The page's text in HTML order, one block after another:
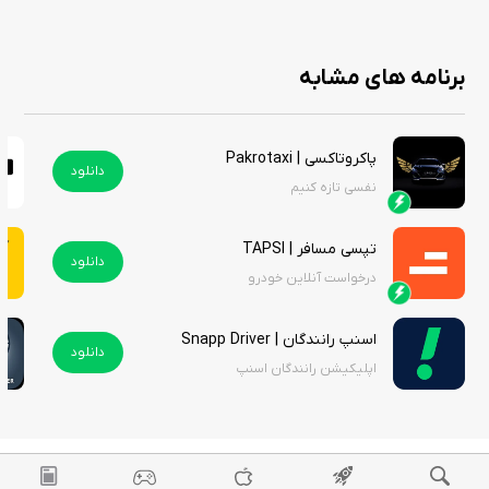
برنامه های مشابه
پاکروتاکسی | Pakrotaxi
نفسی تازه کنیم
دانلود
تپسی مسافر | TAPSI
درخواست آنلاین خودرو
دانلود
اسنپ رانندگان | Snapp Driver
اپلیکیشن رانندگان اسنپ
دانلود